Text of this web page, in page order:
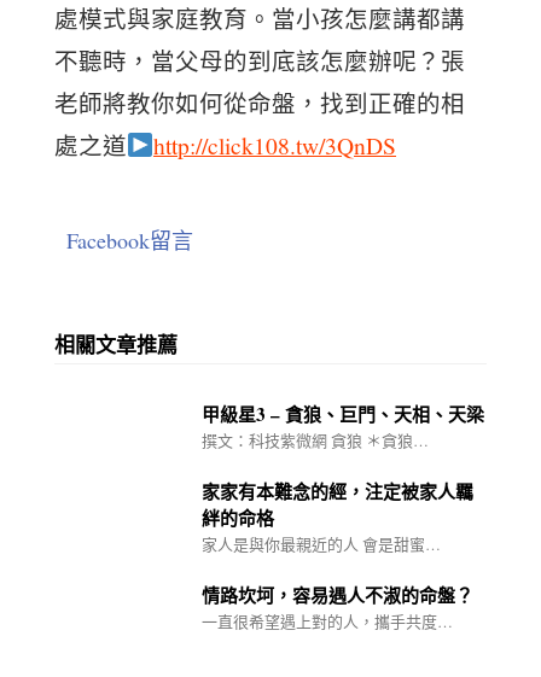
處模式與家庭教育。當小孩怎麼講都講
不聽時，當父母的到底該怎麼辦呢？張
老師將教你如何從命盤，找到正確的相
處之道
http://click108.tw/3QnDS
Facebook留言
相關文章推薦
甲級星3 – 貪狼、巨門、天相、天梁
撰文：科技紫微網 貪狼 ＊貪狼…
家家有本難念的經，注定被家人羈
絆的命格
家人是與你最親近的人 會是甜蜜…
情路坎坷，容易遇人不淑的命盤？
一直很希望遇上對的人，攜手共度…